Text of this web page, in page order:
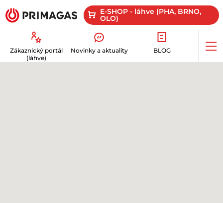
E-SHOP - láhve (PHA, BRNO,
OLO)
Zákaznický portál
(láhve)
Novinky a aktuality BLOG